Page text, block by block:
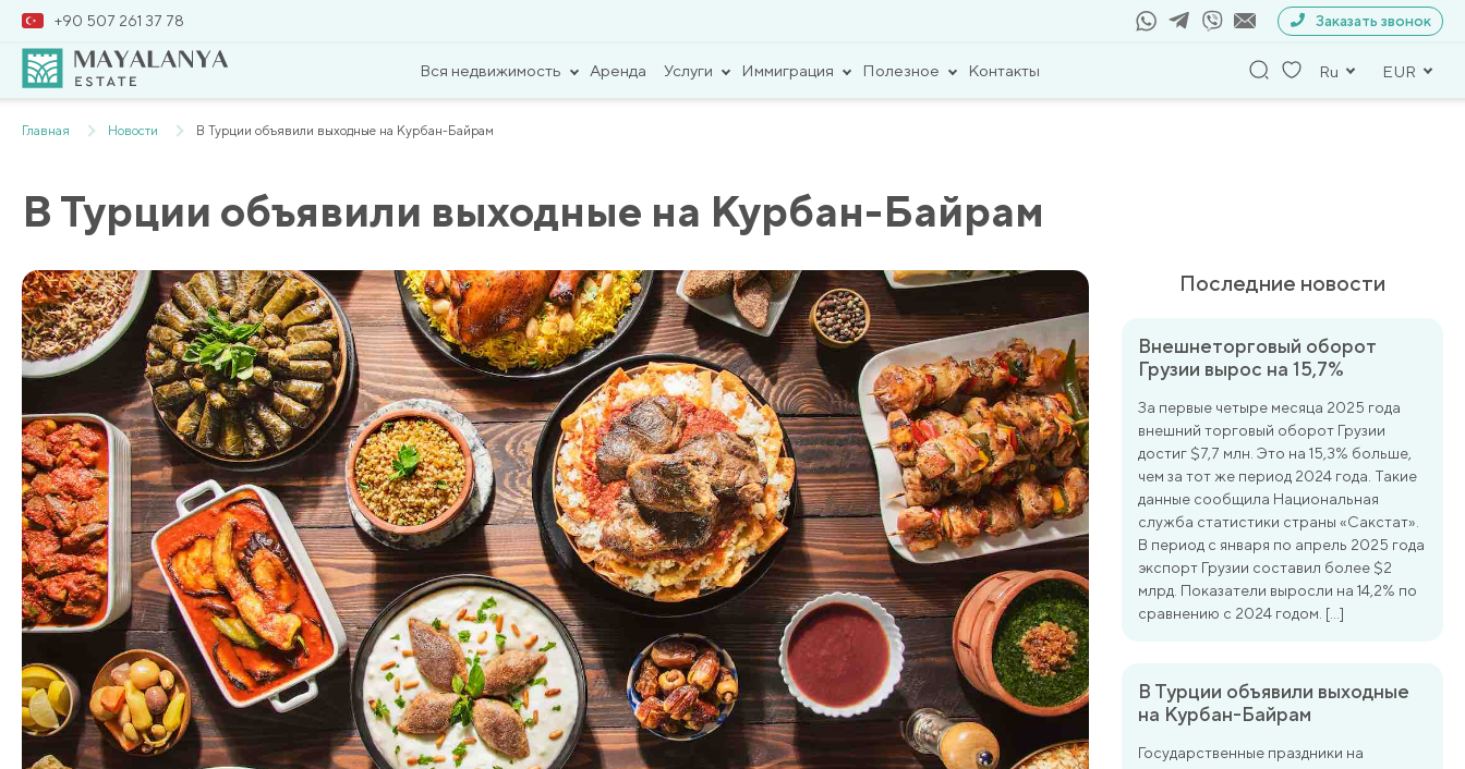
+90 507 261 37 78 Заказать звонок
Вся недвижимость Аренда Услуги Иммиграция Полезное Контакты Ru EUR
Главная Новости В Турции объявили выходные на Курбан-Байрам
В Турции объявили выходные на Курбан-Байрам
Последние новости
Внешнеторговый оборот
Грузии вырос на 15,7%
За первые четыре месяца 2025 года
внешний торговый оборот Грузии
достиг $7,7 млн. Это на 15,3% больше,
чем за тот же период 2024 года. Такие
данные сообщила Национальная
служба статистики страны «Сакстат».
В период с января по апрель 2025 года
экспорт Грузии составил более $2
млрд. Показатели выросли на 14,2% по
сравнению с 2024 годом. […]
В Турции объявили выходные
на Курбан-Байрам
Государственные праздники на